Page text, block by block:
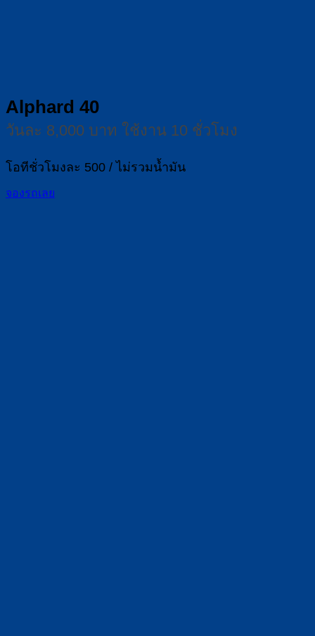
Alphard 40
วันละ 8,000 บาท ใช้งาน 10 ชั่วโมง
โอทีชั่วโมงละ 500 / ไม่รวมน้ำมัน
จองรถเลย